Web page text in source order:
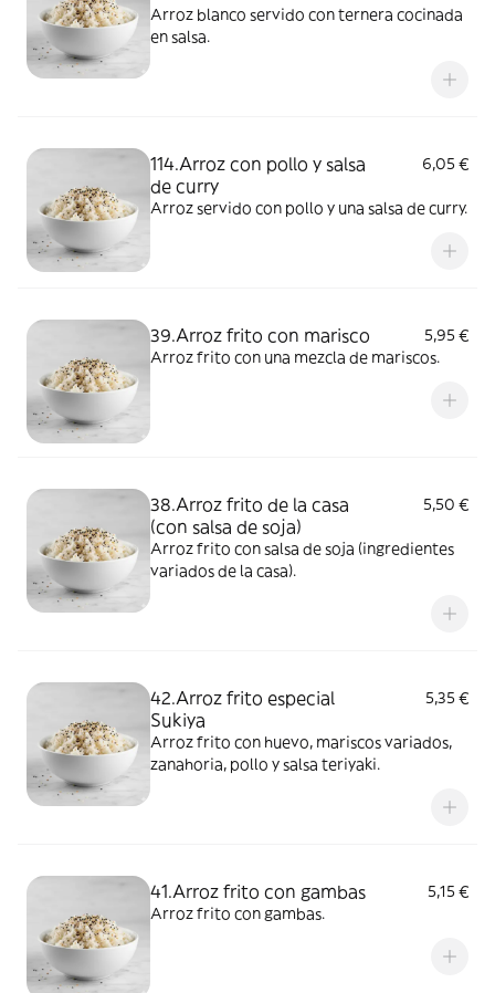
Arroz blanco servido con ternera cocinada
en salsa.
114.Arroz con pollo y salsa
de curry
6,05 €
Arroz servido con pollo y una salsa de curry.
39.Arroz frito con marisco
5,95 €
Arroz frito con una mezcla de mariscos.
38.Arroz frito de la casa
(con salsa de soja)
5,50 €
Arroz frito con salsa de soja (ingredientes
variados de la casa).
42.Arroz frito especial
Sukiya
5,35 €
Arroz frito con huevo, mariscos variados,
zanahoria, pollo y salsa teriyaki.
41.Arroz frito con gambas
5,15 €
Arroz frito con gambas.